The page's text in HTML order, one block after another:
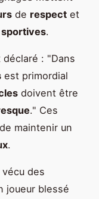
de respect et
.
: "Dans
est primordial
doivent être
." Ces
maintenir un
.
des
joueur blessé